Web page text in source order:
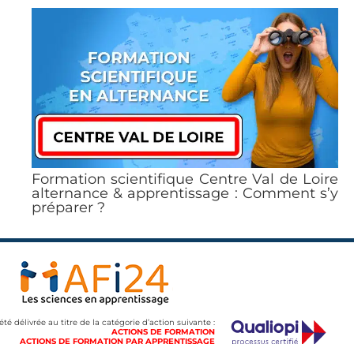
Formation scientifique Centre Val de Loire
alternance & apprentissage : Comment s’y
préparer ?
délivrée au titre de la catégorie d’action suivante :
ACTIONS DE FORMATION
ACTIONS DE FORMATION PAR APPRENTISSAGE